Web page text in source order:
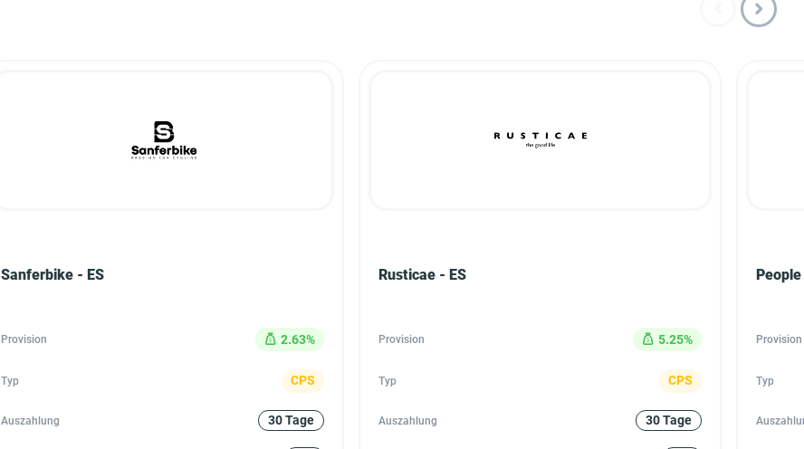
Sanferbike - ES
Provision 2.63%
Typ CPS
Auszahlung 30 Tage
Rusticae - ES
Provision 5.25%
Typ CPS
Auszahlung 30 Tage
Provision
Typ